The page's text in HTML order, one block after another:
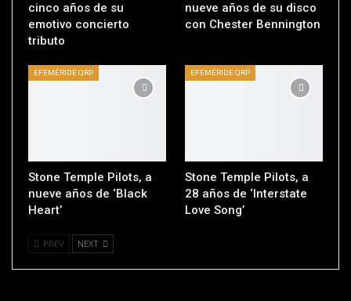
cinco años de su
emotivo concierto
tributo
nueve años de su disco
con Chester Bennington
EFEMÉRIDE QRP
Stone Temple Pilots, a
nueve años de ‘Black
Heart’
EFEMÉRIDE QRP
Stone Temple Pilots, a
28 años de ‘Interstate
Love Song’
PREV NEXT